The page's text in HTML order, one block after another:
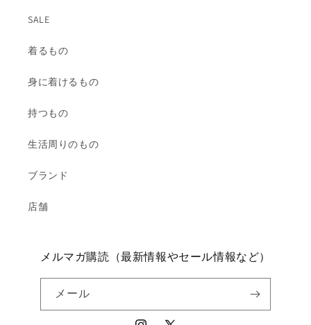
SALE
着るもの
身に着けるもの
持つもの
生活周りのもの
ブランド
店舗
メルマガ購読（最新情報やセール情報など）
メール